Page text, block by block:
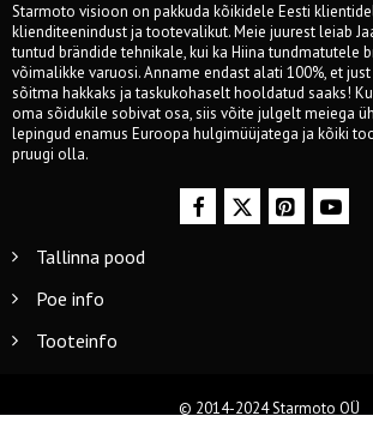
Starmoto visioon on pakkuda kõikidele Eesti
klienditeenindust ja tootevalikut. Meie juurest leiab
tuntud brändide tehnikale, kui ka Hiina tundmatutele
võimalikke varuosi. Anname endast alati 100%, et
sõitma hakkaks ja taskukohaselt hooldatud saaks!
oma sõidukile sobivat osa, siis võite julgelt meiega
lepingud enamus Euroopa hulgimüüjatega ja kõiki
pruugi olla.
Tallinna pood
Poe info
Tooteinfo
© 2014-2024 Starmoto OÜ